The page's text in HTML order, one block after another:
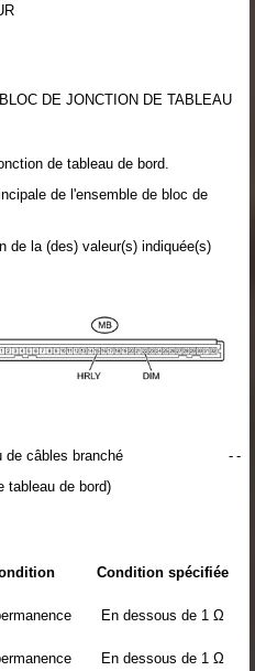
DE JONCTION DE TABLEAU
de tableau de bord.
de l'ensemble de bloc de
de la (des) valeur(s) indiquée(s)
de câbles branché
tableau de bord)
- -
Condition spécifiée
En dessous de 1 Ω
En dessous de 1 Ω